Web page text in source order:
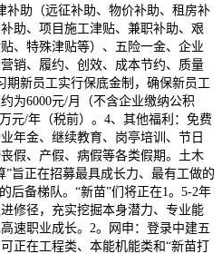
补助（远征补助、物价补助、租房补
助、项目施工津贴、兼职补助、艰
、特殊津贴等）、五险一金、企业
销、履约、创效、成本节约、质量
期新员工实行保底金制，确保新员工
为6000元/月（不含企业缴纳公积
元/年（税前）。4、其他福利：免费
年金、继续教育、岗亭培训、节日
假、产假、病假等各类假期。土木
”旨正在招募最具成长力、最有工做的
后备梯队。“新苗”们将正在1。5-2年
修径，充实挖掘本身潜力、专业能
速职业成长。2。网申：登录中建五
正在工程类、本能机能类和“新苗打